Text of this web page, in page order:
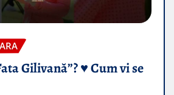
Gilivană”? ♥️ Cum vi se